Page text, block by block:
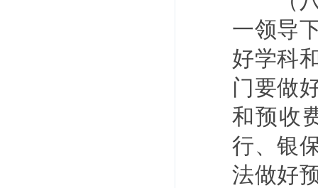
一领导
好学科
门要做
和预收
行、银
法做好